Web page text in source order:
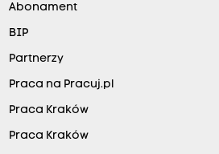
Abonament
BIP
Partnerzy
Praca na Pracuj.pl
Praca Kraków
Praca Kraków